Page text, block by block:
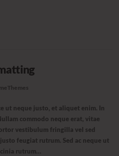
ut neque justo, et aliquet enim. In
commodo neque erat, vitae
vestibulum fringilla vel sed
feugiat rutrum. Sed ac neque ut
rutrum…